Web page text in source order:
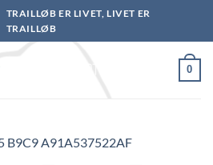
TRAILLØB ER LIVET, LIVET ER
TRAILLØB
0